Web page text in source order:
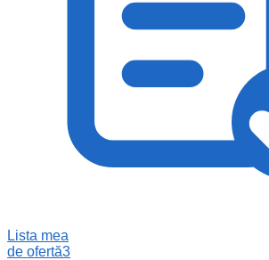
Lista mea
de ofertă3